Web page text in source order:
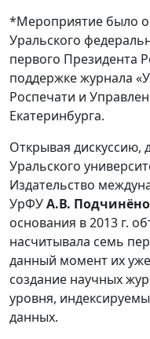
*Мероприятие было
Уральского
первого Президента
поддержке журнала
Роспечати и
Екатеринбурга.
Открывая дискуссию,
Уральского
Издательство
УрФУА.В.
основания в 2013 г.
насчитывала семь
данный момент их
создание научных
уровня,
данных.